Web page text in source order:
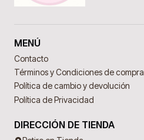
MENÚ
Contacto
Términos y Condiciones de compra
Política de cambio y devolución
Política de Privacidad
DIRECCIÓN DE TIENDA